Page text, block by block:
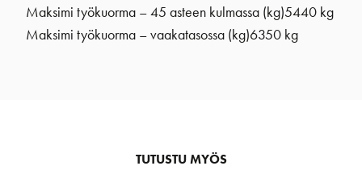
Maksimi työkuorma – 45 asteen kulmassa (kg)5440 kg
Maksimi työkuorma – vaakatasossa (kg)6350 kg
TUTUSTU MYÖS